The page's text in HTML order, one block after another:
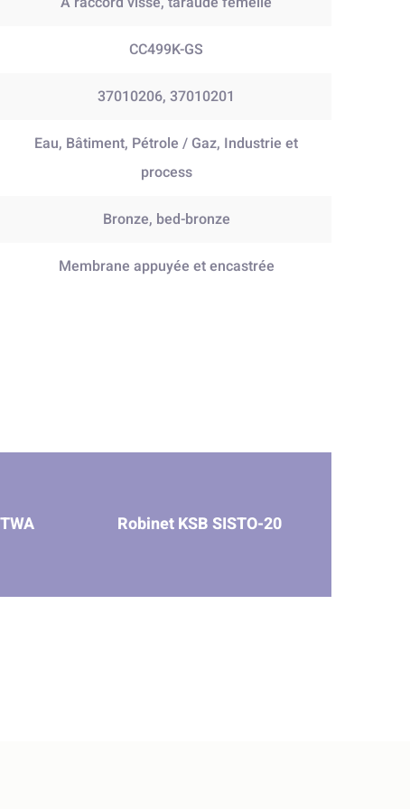
CC499K-GS
37010206, 37010201
Eau, Bâtiment, Pétrole / Gaz, Industrie et
process
Bronze, bed-bronze
Membrane appuyée et encastrée
Robinet KSB SISTO-20